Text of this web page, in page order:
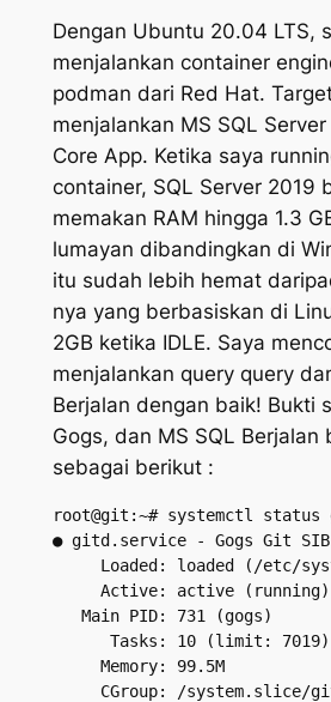
Dengan Ubuntu 20.04 LTS,
menjalankan container
podman dari Red Hat.
menjalankan MS SQL
Core App. Ketika saya
container, SQL Server 2019
memakan RAM hingga 1.3
lumayan dibandingkan di
itu sudah lebih hemat
nya yang berbasiskan di
2GB ketika IDLE. Saya
menjalankan query query
Berjalan dengan baik! Bukti
Gogs, dan MS SQL Berjalan
sebagai berikut :
root@git:~# systemctl status
● gitd.service - Gogs Git
Loaded: loaded (/etc/
Active: active
   Main PID: 731 (gogs)
      Tasks: 10 (limit: 7019)
     Memory: 99.5M
CGroup: /system.slice/